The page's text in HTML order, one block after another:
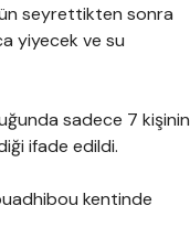
seyrettikten sonra
yiyecek ve su
sadece 7 kişinin
ifade edildi.
kentinde